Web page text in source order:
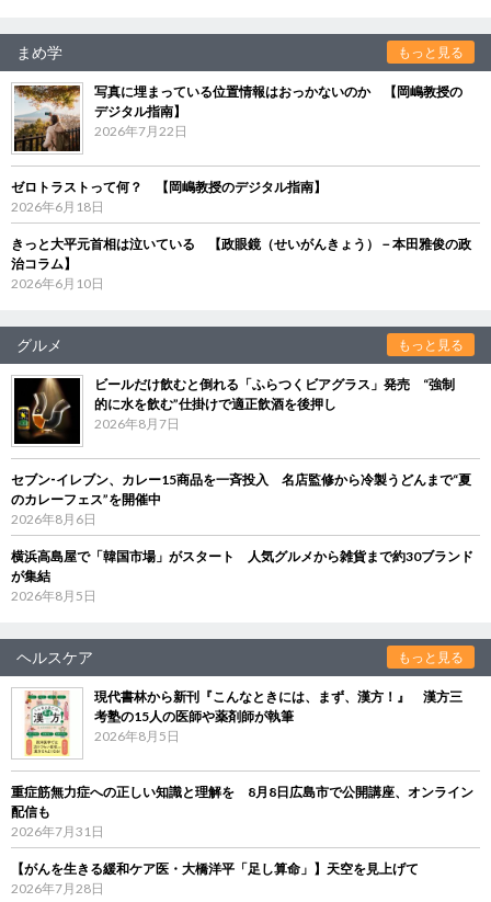
まめ学 もっと見る
写真に埋まっている位置情報はおっかないのか 【岡嶋教授の
デジタル指南】
2026年7月22日
ゼロトラストって何？ 【岡嶋教授のデジタル指南】
2026年6月18日
きっと大平元首相は泣いている 【政眼鏡（せいがんきょう）－本田雅俊の政
治コラム】
2026年6月10日
グルメ もっと見る
ビールだけ飲むと倒れる「ふらつくビアグラス」発売 “強制
的に水を飲む”仕掛けで適正飲酒を後押し
2026年8月7日
セブン‐イレブン、カレー15商品を一斉投入 名店監修から冷製うどんまで“夏
のカレーフェス”を開催中
2026年8月6日
横浜高島屋で「韓国市場」がスタート 人気グルメから雑貨まで約30ブランド
が集結
2026年8月5日
ヘルスケア もっと見る
現代書林から新刊『こんなときには、まず、漢方！』 漢方三
考塾の15人の医師や薬剤師が執筆
2026年8月5日
重症筋無力症への正しい知識と理解を 8月8日広島市で公開講座、オンライン
配信も
2026年7月31日
【がんを生きる緩和ケア医・大橋洋平「足し算命」】天空を見上げて
2026年7月28日